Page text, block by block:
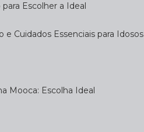
para Escolher a Ideal
e Cuidados Essenciais para Idosos
Mooca: Escolha Ideal